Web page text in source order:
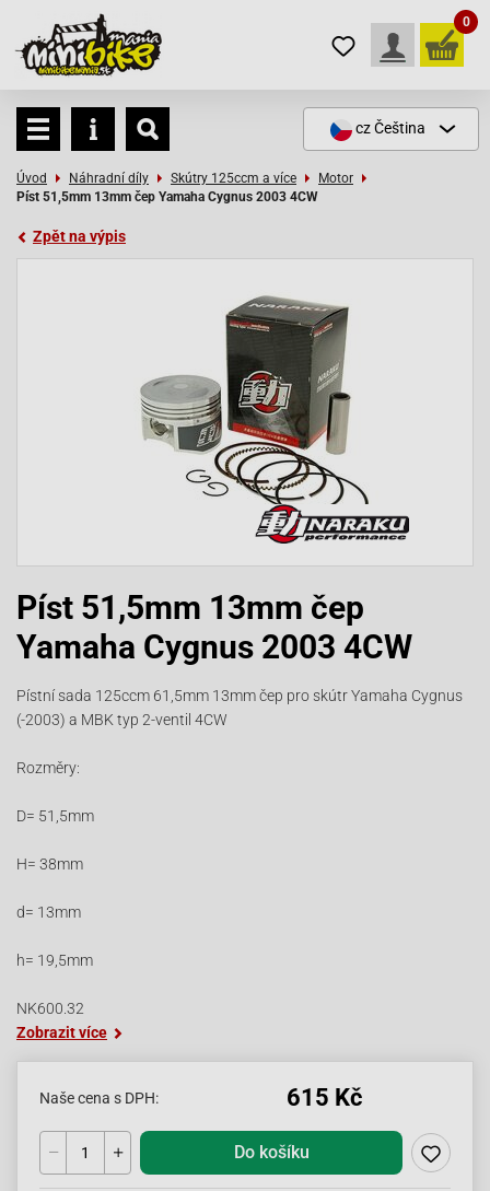
0
czČeština
Úvod Náhradní díly Skútry 125ccm a více
Motor
Píst 51,5mm 13mm čep Yamaha Cygnus 2003 4CW
Zpět na výpis
Píst 51,5mm 13mm čep
Yamaha Cygnus 2003 4CW
Pístní sada 125ccm 61,5mm 13mm čep pro skútr Yamaha Cygnus
(-2003) a MBK typ 2-ventil 4CW
Rozměry:
D= 51,5mm
H= 38mm
d= 13mm
h= 19,5mm
NK600.32
Zobrazit více
Naše cena s DPH: 615 Kč
Do košíku